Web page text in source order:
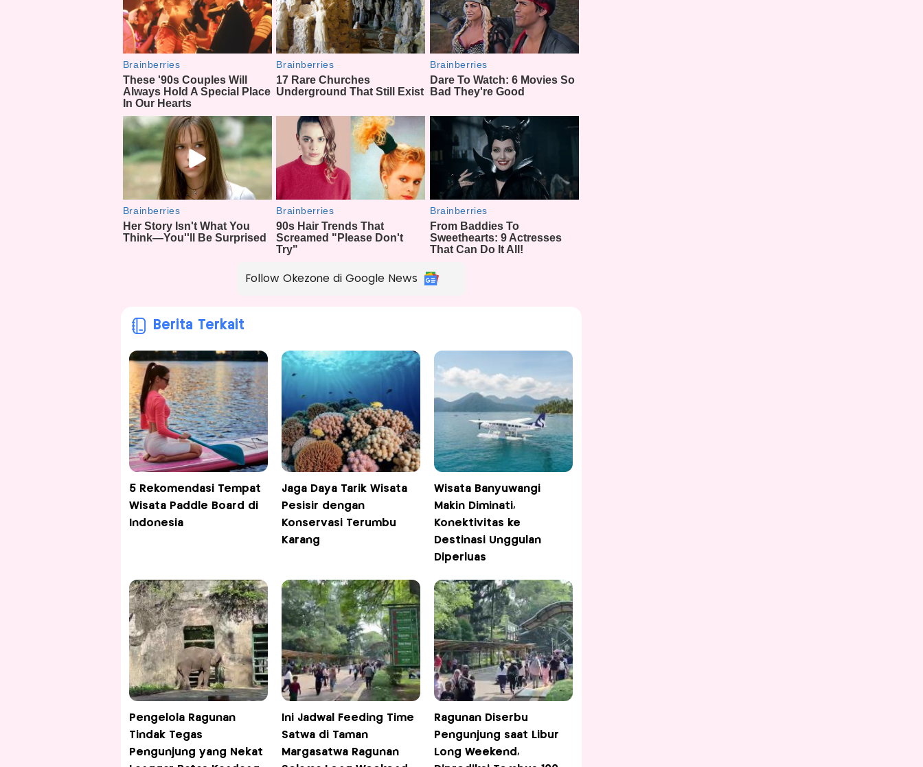
Follow Okezone di Google News
Berita Terkait
5 Rekomendasi Tempat
Wisata Paddle Board di
Indonesia
Jaga Daya Tarik Wisata
Pesisir dengan
Konservasi Terumbu
Karang
Wisata Banyuwangi
Makin Diminati,
Konektivitas ke
Destinasi Unggulan
Diperluas
Pengelola Ragunan
Tindak Tegas
Pengunjung yang Nekat
Ini Jadwal Feeding Time
Satwa di Taman
Margasatwa Ragunan
Ragunan Diserbu
Pengunjung saat Libur
Long Weekend,